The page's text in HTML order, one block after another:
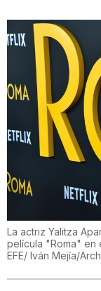
La actriz Yalitza
película "Roma" en
EFE/ Iván Mejía/